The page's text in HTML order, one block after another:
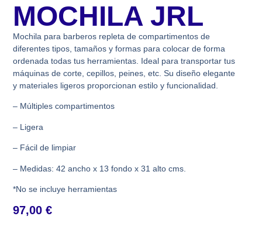
MOCHILA JRL
Mochila para barberos repleta de compartimentos de
diferentes tipos, tamaños y formas para colocar de forma
ordenada todas tus herramientas. Ideal para transportar tus
máquinas de corte, cepillos, peines, etc. Su diseño elegante
y materiales ligeros proporcionan estilo y funcionalidad.
– Múltiples compartimentos
– Ligera
– Fácil de limpiar
– Medidas: 42 ancho x 13 fondo x 31 alto cms.
*No se incluye herramientas
97,00€